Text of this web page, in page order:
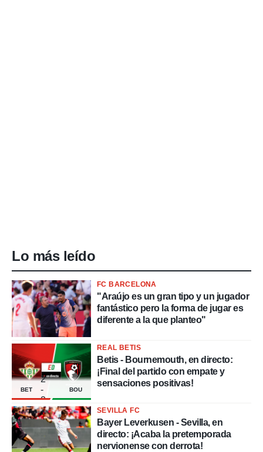
Lo más leído
FC BARCELONA
"Araújo es un gran tipo y un jugador
fantástico pero la forma de jugar es
diferente a la que planteo"
BET
2
-
2
BOU
REAL BETIS
Betis - Bournemouth, en directo:
¡Final del partido con empate y
sensaciones positivas!
SEVILLA FC
Bayer Leverkusen - Sevilla, en
directo: ¡Acaba la pretemporada
nervionense con derrota!